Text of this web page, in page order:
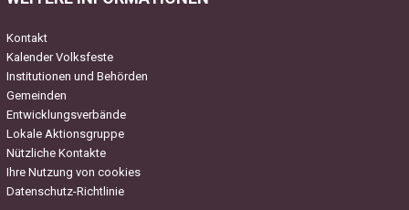
Kontakt
Kalender Volksfeste
Institutionen und Behörden
Gemeinden
Entwicklungsverbände
Lokale Aktionsgruppe
Nützliche Kontakte
Ihre Nutzung von cookies
Datenschutz-Richtlinie